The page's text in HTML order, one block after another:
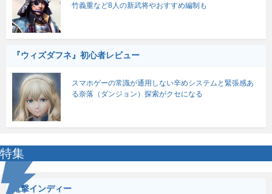
竹義重など8人の新武将やおすすめ編制も
『ウィズダフネ』初心者レビュー
スマホゲーの常識が通用しない辛めシステムと緊張感あ
る奈落（ダンジョン）探索がクセになる
特集
電撃インディー